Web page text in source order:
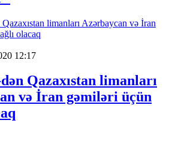
12:17
Qazaxıstan limanları
və İran gəmiləri üçün